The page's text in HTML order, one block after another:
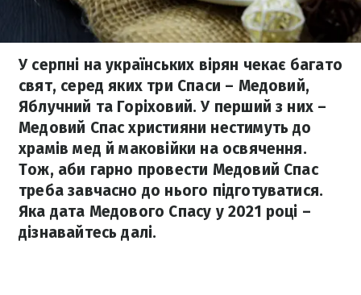
У серпні на українських вірян чекає багато
свят, серед яких три Спаси – Медовий,
Яблучний та Горіховий. У перший з них –
Медовий Спас християни нестимуть до
храмів мед й маковійки на освячення.
Тож, аби гарно провести Медовий Спас
треба завчасно до нього підготуватися.
Яка дата Медового Спасу у 2021 році –
дізнавайтесь далі.